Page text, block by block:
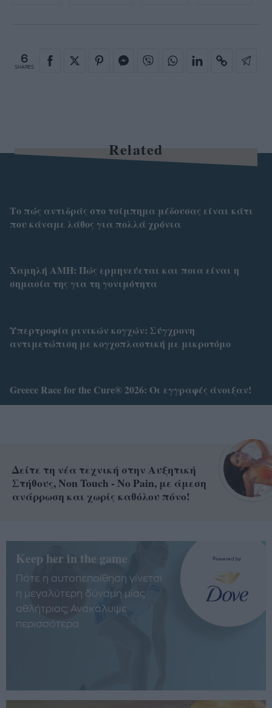
6
SHARES
Related
Το πώς αντιδράς στο τσίμπημα μέδουσας είναι κάτι
που κάναμε λάθος για πολλά χρόνια
Χαμηλή AMH: Πώς ερμηνεύεται και ποια είναι η
σημασία της για τη γονιμότητα
Υπερτροφία ρινικών κογχών: Σύγχρονη
αντιμετώπιση με κογχοπλαστική με μικροτόμο
Greece Race for the Cure® 2026: Οι εγγραφές άνοιξαν!
Δείτε τη νέα τεχνική στην Αυξητική
Στήθους, Non Touch - No Pain, με άμεση
ανάρρωση και χωρίς καθόλου πόνο!
Keep her in the game
Πότε η αυτοπεποίθηση γίνεται
η μεγαλύτερη δύναμη μίας
αθλήτριας; Ανακάλυψε
περισσότερα